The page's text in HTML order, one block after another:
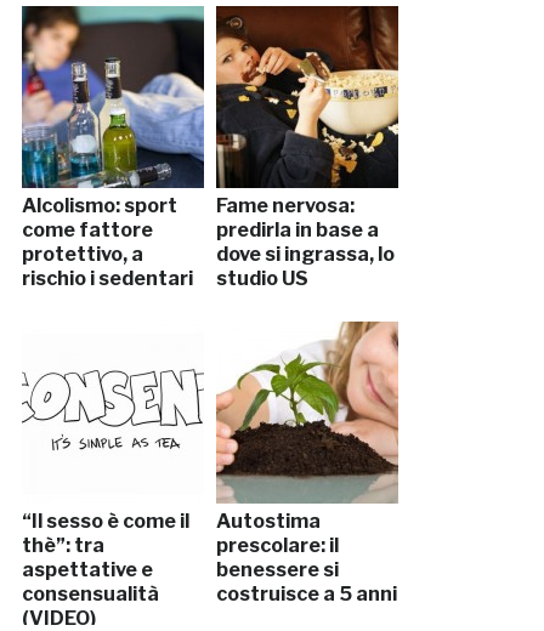
Alcolismo: sport
come fattore
protettivo, a
rischio i sedentari
Fame nervosa:
predirla in base a
dove si ingrassa, lo
studio US
“Il sesso è come il
thè”: tra
aspettative e
consensualità
(VIDEO)
Autostima
prescolare: il
benessere si
costruisce a 5 anni